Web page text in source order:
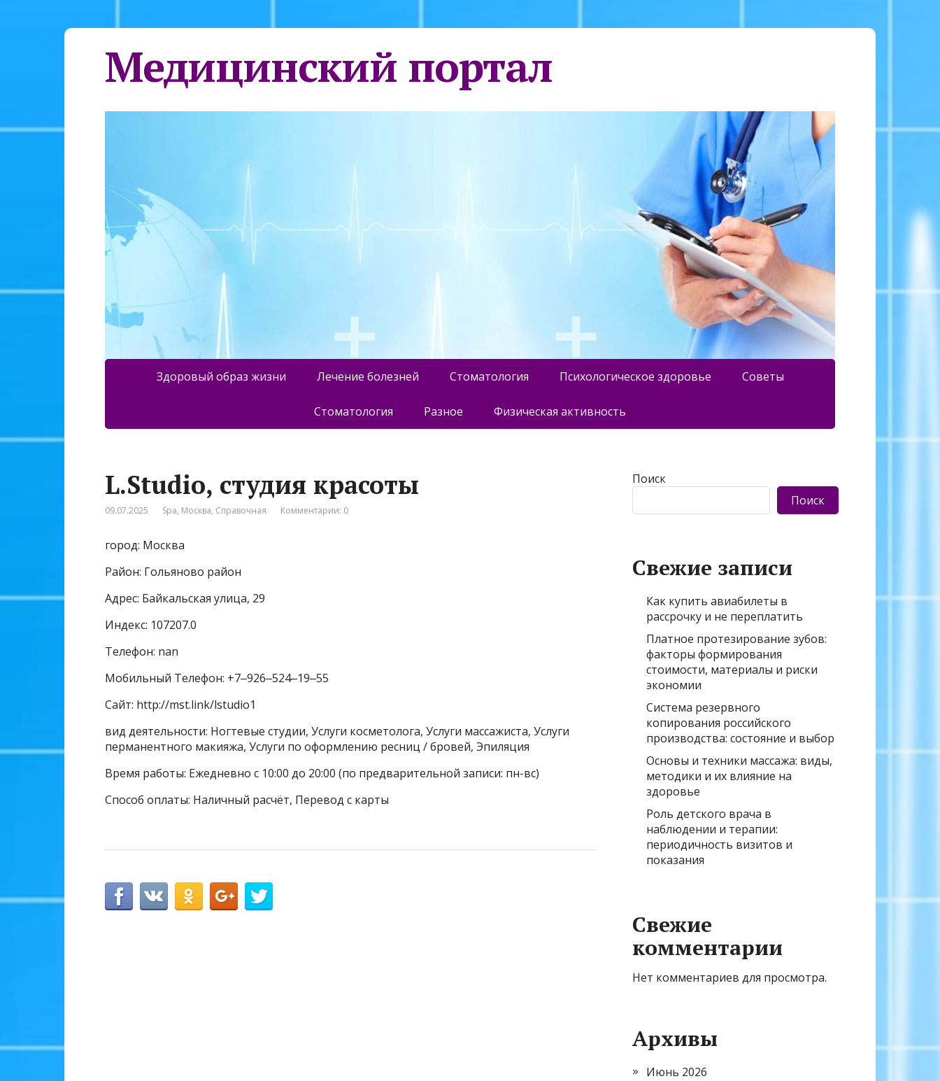
Медицинский портал
Здоровый образ жизни Лечение болезней Стоматология Психологическое здоровье Советы
Стоматология Разное Физическая активность
L.Studio, студия красоты
09.07.2025 Spa, Москва, Справочная Комментарии: 0
город: Москва
Район: Гольяново район
Адрес: Байкальская улица, 29
Индекс: 107207.0
Телефон: nan
Мобильный Телефон: +7‒926‒524‒19‒55
Сайт: http://mst.link/lstudio1
вид деятельности: Ногтевые студии, Услуги косметолога, Услуги массажиста, Услуги
перманентного макияжа, Услуги по оформлению ресниц / бровей, Эпиляция
Время работы: Ежедневно с 10:00 до 20:00 (по предварительной записи: пн-вс)
Способ оплаты: Наличный расчёт, Перевод с карты
Поиск
Поиск
Свежие записи
Как купить авиабилеты в
рассрочку и не переплатить
Платное протезирование зубов:
факторы формирования
стоимости, материалы и риски
экономии
Система резервного
копирования российского
производства: состояние и выбор
Основы и техники массажа: виды,
методики и их влияние на
здоровье
Роль детского врача в
наблюдении и терапии:
периодичность визитов и
показания
Свежие
комментарии
Нет комментариев для просмотра.
Архивы
Июнь 2026